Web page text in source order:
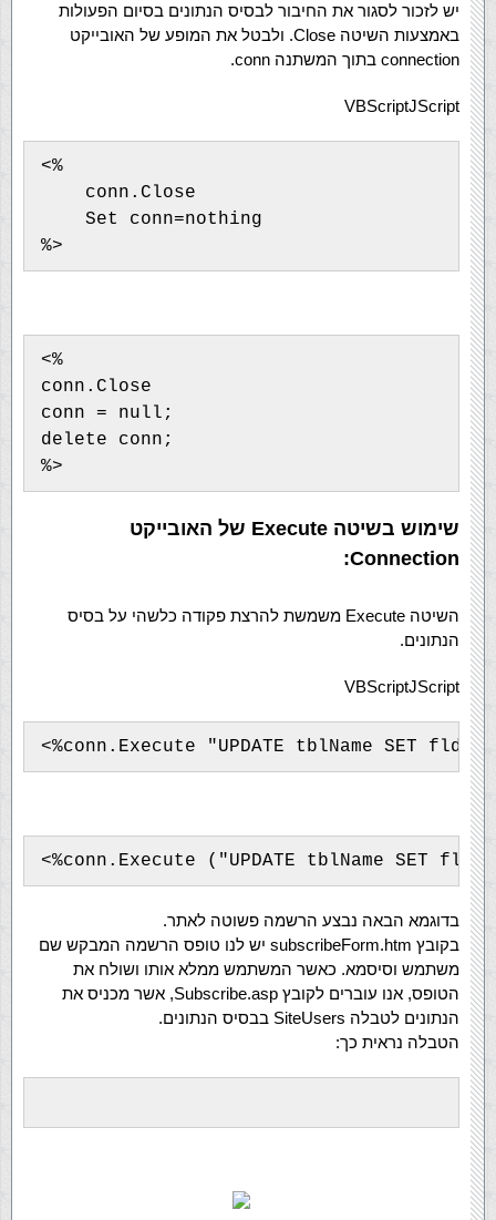
יש לזכור לסגור את החיבור לבסיס הנתונים בסיום הפעולות
באמצעות השיטה Close. ולבטל את המופע של האובייקט
connection בתוך המשתנה conn.
VBScriptJScript
<%
    conn.Close
    Set conn=nothing
<%
conn.Close
conn = null;
delete conn;
שימוש בשיטה Execute של האובייקט
Connection:
השיטה Execute משמשת להרצת פקודה כלשהי על בסיס
הנתונים.
VBScriptJScript
בדוגמא הבאה נבצע הרשמה פשוטה לאתר.
בקובץ subscribeForm.htm יש לנו טופס הרשמה המבקש שם
משתמש וסיסמא. כאשר המשתמש ממלא אותו ושולח את
הטופס, אנו עוברים לקובץ Subscribe.asp, אשר מכניס את
הנתונים לטבלה SiteUsers בבסיס הנתונים.
הטבלה נראית כך: